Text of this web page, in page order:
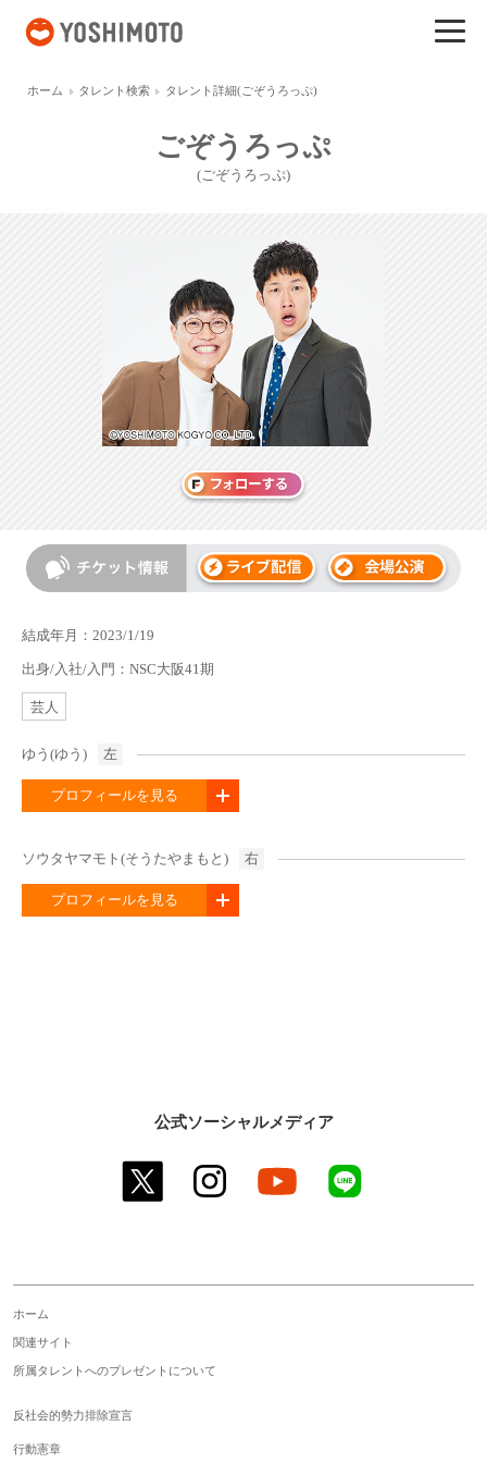
ホーム タレント検索 タレント詳細(ごぞうろっぷ)
ごぞうろっぷ
(ごぞうろっぷ)
結成年月：2023/1/19
出身/入社/入門：NSC大阪41期
芸人
ゆう(ゆう) 左
プロフィールを見る
ソウタヤマモト(そうたやまもと) 右
プロフィールを見る
公式ソーシャルメディア
twitter instagram youtube
ホーム
関連サイト
所属タレントへのプレゼントについて
反社会的勢力排除宣言
行動憲章